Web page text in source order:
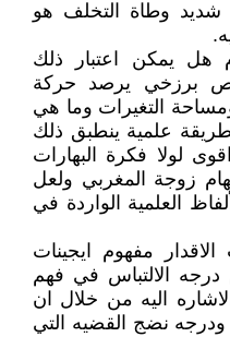
شديد وطاة التخلف هو
هل يمكن اعتبار ذلك
برزخي يرصد حركة
ومساحة التغيرات وما هي
علمية ينطبق ذلك
لولا فكرة البهارات
زوجة المغربي ولعل
العلمية الواردة في
مفهوم ايجينات
درجه الالتباس في فهم
اليه من خلال ان
ودرجه نضج القضيه التي